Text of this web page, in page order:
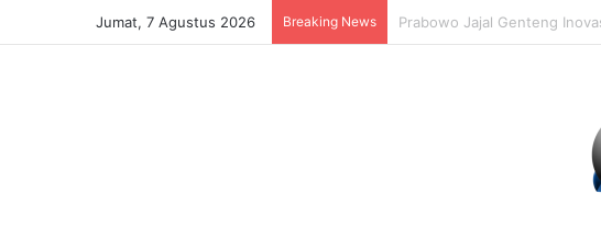
Jumat, 7 Agustus 2026 Breaking News Pemprov NTB Segera